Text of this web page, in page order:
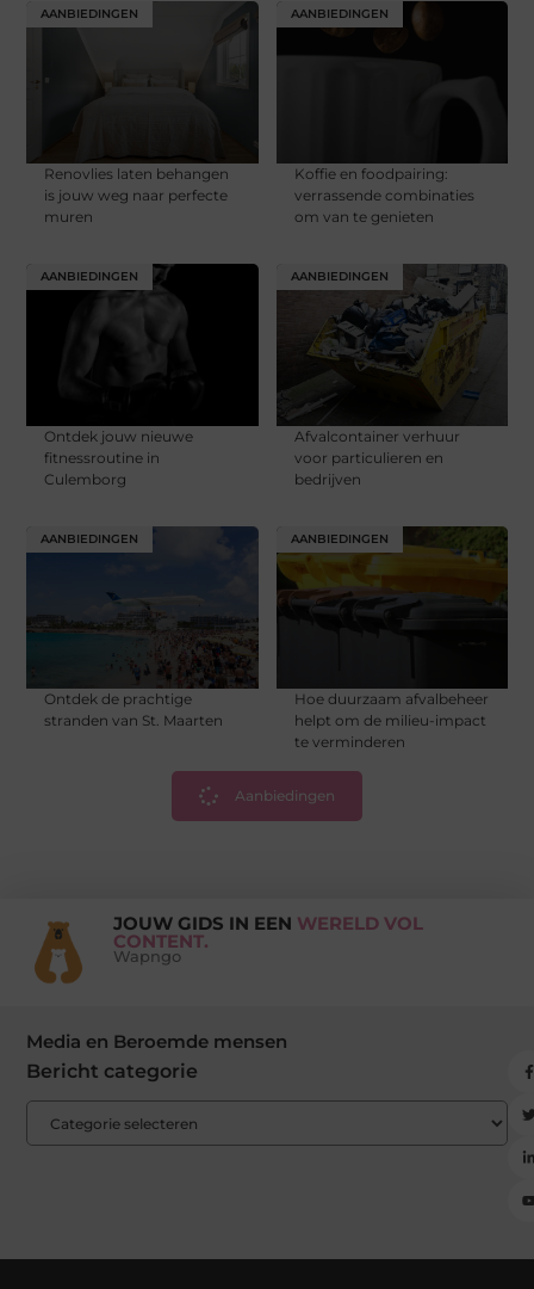
AANBIEDINGEN
Renovlies laten behangen
is jouw weg naar perfecte
muren
AANBIEDINGEN
Koffie en foodpairing:
verrassende combinaties
om van te genieten
AANBIEDINGEN
Ontdek jouw nieuwe
fitnessroutine in
Culemborg
AANBIEDINGEN
Afvalcontainer verhuur
voor particulieren en
bedrijven
AANBIEDINGEN
Ontdek de prachtige
stranden van St. Maarten
AANBIEDINGEN
Hoe duurzaam afvalbeheer
helpt om de milieu-impact
te verminderen
Aanbiedingen
JOUW GIDS IN EEN WERELD VOL
CONTENT.
Wapngo
Media en Beroemde mensen
Bericht categorie